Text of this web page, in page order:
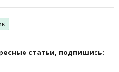
статьи, подпишись: